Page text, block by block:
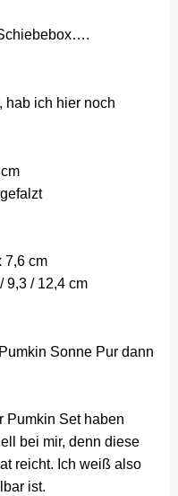
hab ich hier noch
7,6 cm
9,3 / 12,4 cm
Sonne Pur dann
Pumkin Set haben
bei mir, denn diese
reicht. Ich weiß also
ist.